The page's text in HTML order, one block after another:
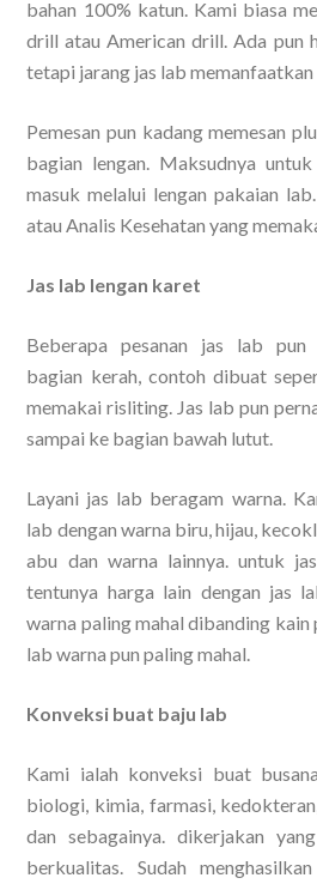
bahan 100% katun. Kami biasa
drill atau American drill. Ada pun
tetapi jarang jas lab memanfaatkan
Pemesan pun kadang memesan
bagian lengan. Maksudnya
masuk melalui lengan pakaian
atau Analis Kesehatan yang
Jas lab lengan karet
Beberapa pesanan jas lab pun
bagian kerah, contoh dibuat
memakai risliting. Jas lab pun
sampai ke bagian bawah lutut.
Layani jas lab beragam warna.
lab dengan warna biru, hijau,
abu dan warna lainnya. untuk
tentunya harga lain dengan jas
warna paling mahal dibanding kain
lab warna pun paling mahal.
Konveksi buat baju lab
Kami ialah konveksi buat
biologi, kimia, farmasi,
dan sebagainya. dikerjakan
berkualitas. Sudah